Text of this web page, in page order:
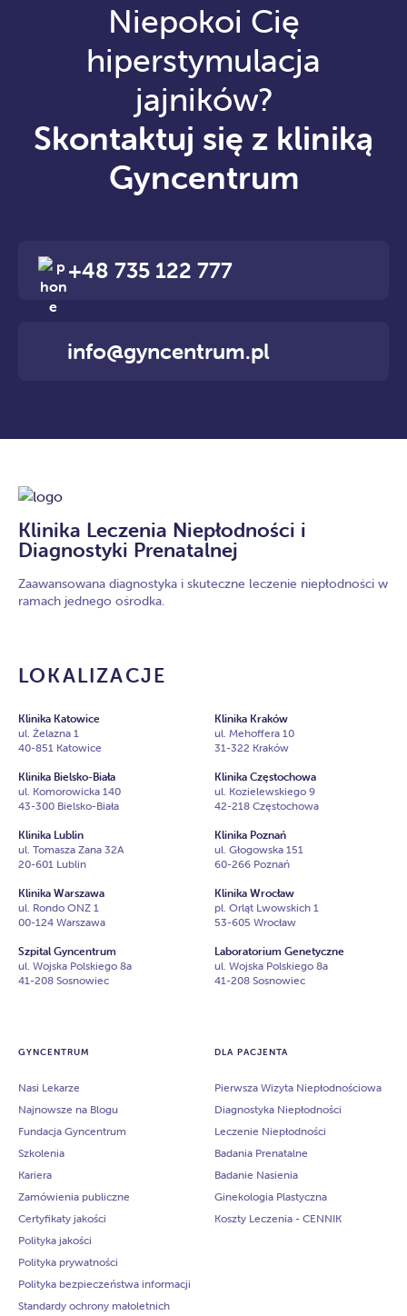
Niepokoi Cię
hiperstymulacja
jajników?
Skontaktuj się z kliniką
Gyncentrum
+48 735 122 777
info@gyncentrum.pl
Klinika Leczenia Niepłodności i
Diagnostyki Prenatalnej
Zaawansowana diagnostyka i skuteczne leczenie niepłodności w
ramach jednego ośrodka.
GYNCENTRUM
Nasi Lekarze
Najnowsze na Blogu
Fundacja Gyncentrum
Szkolenia
Kariera
Zamówienia publiczne
Certyfikaty jakości
Polityka jakości
Polityka prywatności
Polityka bezpieczeństwa informacji
Standardy ochrony małoletnich
DLA PACJENTA
Pierwsza Wizyta Niepłodnościowa
Diagnostyka Niepłodności
Leczenie Niepłodności
Badania Prenatalne
Badanie Nasienia
Ginekologia Plastyczna
Koszty Leczenia - CENNIK
LOKALIZACJE
Klinika Katowice
ul. Żelazna 1
40-851 Katowice
Klinika Kraków
ul. Mehoffera 10
31-322 Kraków
Klinika Bielsko-Biała
ul. Komorowicka 140
43-300 Bielsko-Biała
Klinika Częstochowa
ul. Kozielewskiego 9
42-218 Częstochowa
Klinika Lublin
ul. Tomasza Zana 32A
20-601 Lublin
Klinika Poznań
ul. Głogowska 151
60-266 Poznań
Klinika Warszawa
ul. Rondo ONZ 1
00-124 Warszawa
Klinika Wrocław
pl. Orląt Lwowskich 1
53-605 Wrocław
Szpital Gyncentrum
ul. Wojska Polskiego 8a
41-208 Sosnowiec
Laboratorium Genetyczne
ul. Wojska Polskiego 8a
41-208 Sosnowiec